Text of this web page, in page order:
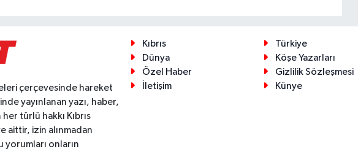
çerçevesinde hareket
yayınlanan yazı, haber,
türlü hakkı Kıbrıs
aittir, izin alınmadan
yorumları onların
Kıbrıs
Türkiye
Dünya
Köşe Yazarları
Özel Haber
Gizlilik Sözleşmesi
İletişim
Künye